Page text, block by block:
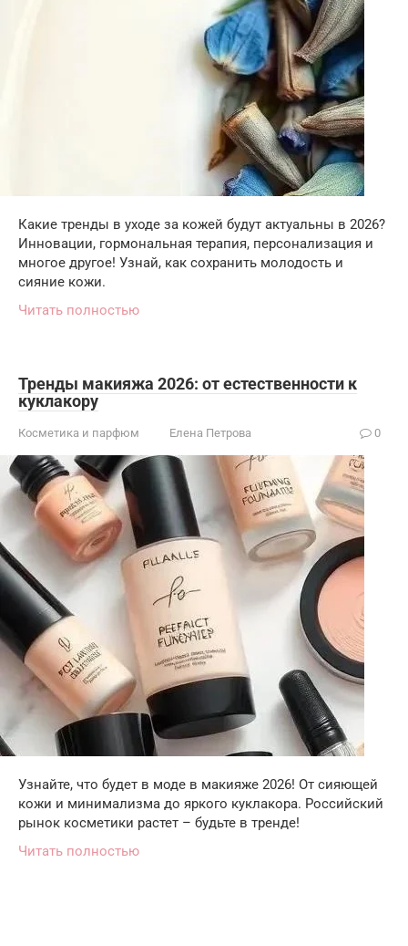
Какие тренды в уходе за кожей будут актуальны в 2026?
Инновации, гормональная терапия, персонализация и
многое другое! Узнай, как сохранить молодость и
сияние кожи.
Читать полностью
Тренды макияжа 2026: от естественности к
куклакору
Косметика и парфюм Елена Петрова 0
Узнайте, что будет в моде в макияже 2026! От сияющей
кожи и минимализма до яркого куклакора. Российский
рынок косметики растет – будьте в тренде!
Читать полностью